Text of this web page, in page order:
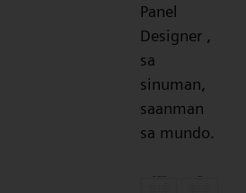
Panel
Designer ,
sa
sinuman,
saanman
sa mundo.